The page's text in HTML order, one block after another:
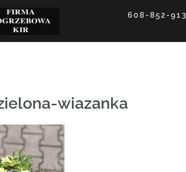
608-852-913
wiazanka